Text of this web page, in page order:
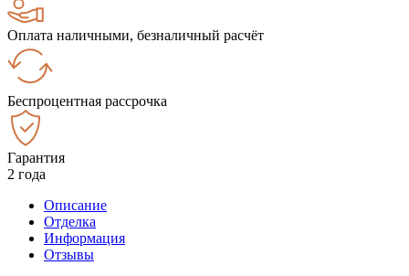
Оплата наличными, безналичный расчёт
Беспроцентная рассрочка
Гарантия
2 года
Описание
Отделка
Информация
Отзывы